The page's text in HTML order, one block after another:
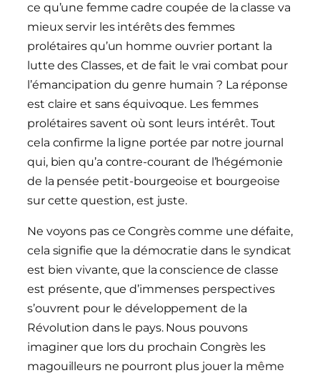
ce qu’une femme cadre coupée de la classe va
mieux servir les intérêts des femmes
prolétaires qu’un homme ouvrier portant la
lutte des Classes, et de fait le vrai combat pour
l’émancipation du genre humain ? La réponse
est claire et sans équivoque. Les femmes
prolétaires savent où sont leurs intérêt. Tout
cela confirme la ligne portée par notre journal
qui, bien qu’a contre-courant de l’hégémonie
de la pensée petit-bourgeoise et bourgeoise
sur cette question, est juste.
Ne voyons pas ce Congrès comme une défaite,
cela signifie que la démocratie dans le syndicat
est bien vivante, que la conscience de classe
est présente, que d’immenses perspectives
s’ouvrent pour le développement de la
Révolution dans le pays. Nous pouvons
imaginer que lors du prochain Congrès les
magouilleurs ne pourront plus jouer la même